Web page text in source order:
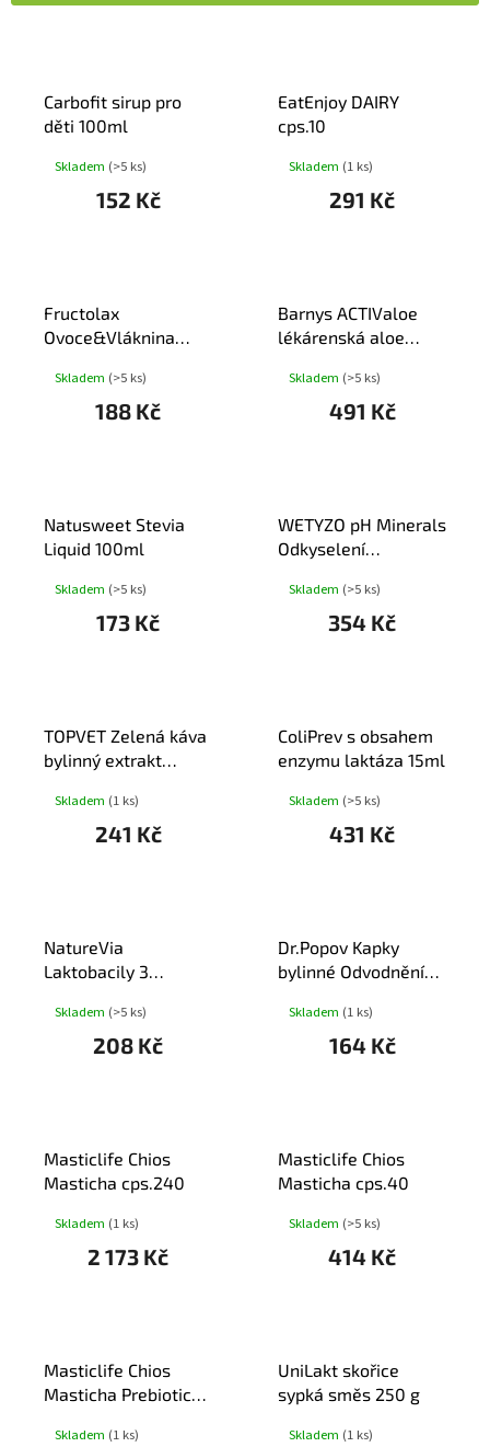
Carbofit sirup pro
děti 100ml
Skladem (>5 ks)
152 Kč
EatEnjoy DAIRY
cps.10
Skladem (1 ks)
291 Kč
Fructolax
Ovoce&Vláknina
Skladem (>5 ks)
188 Kč
Barnys ACTIValoe
lékárenská aloe
Skladem (>5 ks)
491 Kč
Natusweet Stevia
Liquid 100ml
Skladem (>5 ks)
173 Kč
WETYZO pH Minerals
Odkyselení
Skladem (>5 ks)
354 Kč
TOPVET Zelená káva
bylinný extrakt
Skladem (1 ks)
241 Kč
ColiPrev s obsahem
enzymu laktáza 15ml
Skladem (>5 ks)
431 Kč
NatureVia
Laktobacily 3
Skladem (>5 ks)
208 Kč
Dr.Popov Kapky
bylinné Odvodnění
Skladem (1 ks)
164 Kč
Masticlife Chios
Masticha cps.240
Skladem (1 ks)
2 173 Kč
Masticlife Chios
Masticha cps.40
Skladem (>5 ks)
414 Kč
Masticlife Chios
Masticha Prebiotic
Skladem (1 ks)
UniLakt skořice
sypká směs 250 g
Skladem (1 ks)